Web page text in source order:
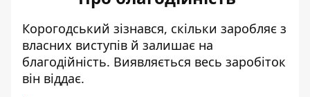
Корогодський зізнався, скільки заробляє з
власних виступів й залишає на
благодійність. Виявляється весь заробіток
він віддає.